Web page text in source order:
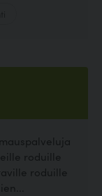
roduille
roduille